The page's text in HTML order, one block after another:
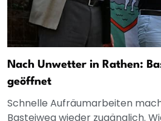
Nach Unwetter in Rathen:
geöffnet
Schnelle Aufräumarbeiten
Basteiweg wieder zugänglich.